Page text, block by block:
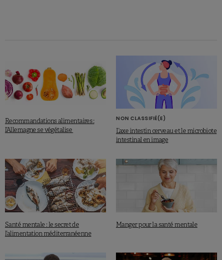
Recommandations alimentaires :
l’Allemagne se végétalise
NON CLASSIFIÉ(E)
L’axe intestin cerveau et le microbiote
intestinal en image
Santé mentale : le secret de
l’alimentation méditerranéenne
Manger pour la santé mentale